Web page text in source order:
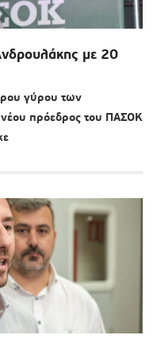
με 20
γύρου των
πρόεδρος του ΠΑΣΟΚ